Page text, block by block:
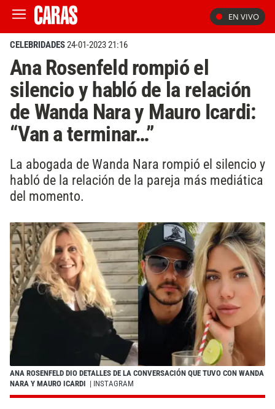
EN VIVO
CELEBRIDADES24-01-2023 21:16
Ana Rosenfeld rompió el
silencio y habló de la relación
de Wanda Nara y Mauro Icardi:
“Van a terminar…”
La abogada de Wanda Nara rompió el silencio y
habló de la relación de la pareja más mediática
del momento.
ANA ROSENFELD DIO DETALLES DE LA CONVERSACIÓN QUE TUVO CON WANDA
NARA Y MAURO ICARDI | INSTAGRAM